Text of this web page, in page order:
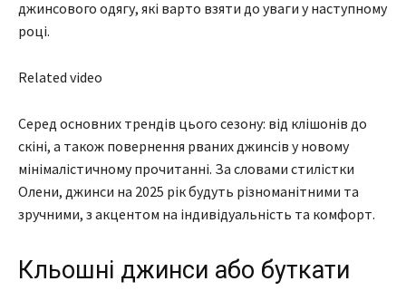
джинсового одягу, які варто взяти до уваги у наступному
році.
Related video
Серед основних трендів цього сезону: від клішонів до
скіні, а також повернення рваних джинсів у новому
мінімалістичному прочитанні. За словами стилістки
Олени, джинси на 2025 рік будуть різноманітними та
зручними, з акцентом на індивідуальність та комфорт.
Кльошні джинси або буткати